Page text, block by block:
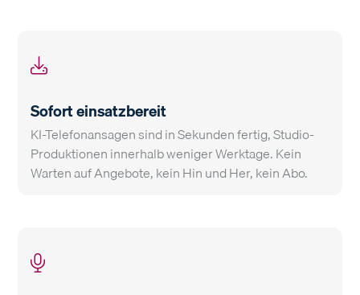
Sofort einsatzbereit
KI-Telefonansagen sind in Sekunden fertig, Studio-
Produktionen innerhalb weniger Werktage. Kein
Warten auf Angebote, kein Hin und Her, kein Abo.